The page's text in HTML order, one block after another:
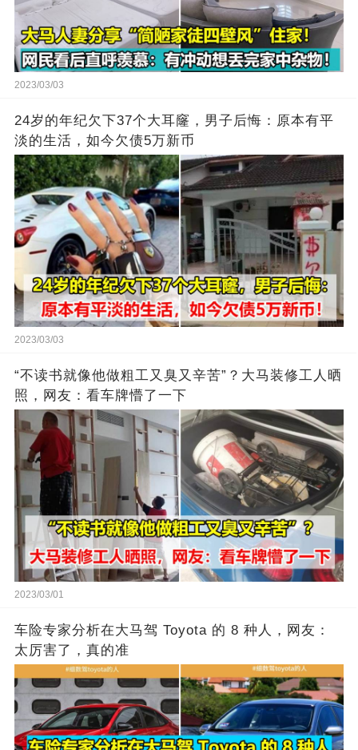
2023/03/03
24岁的年纪欠下37个大耳窿，男子后悔：原本有平
淡的生活，如今欠债5万新币
2023/03/03
“不读书就像他做粗工又臭又辛苦”？大马装修工人晒
照，网友：看车牌懵了一下
2023/03/01
车险专家分析在大马驾 Toyota 的 8 种人，网友：
太厉害了，真的准